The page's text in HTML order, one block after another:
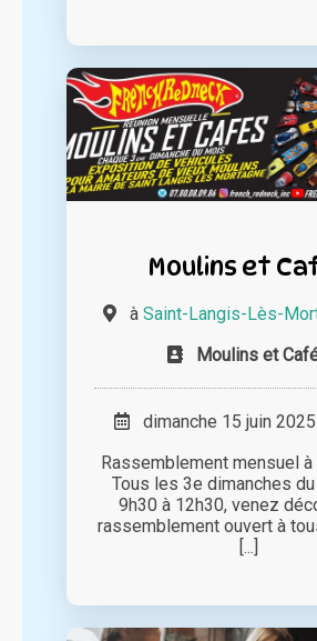
Moulins et
à Saint-Langis-Lès-
Moulins et
dimanche 15 juin
Rassemblement mensuel
Tous les 3e dimanches
9h30 à 12h30, venez
rassemblement ouvert à
[...]